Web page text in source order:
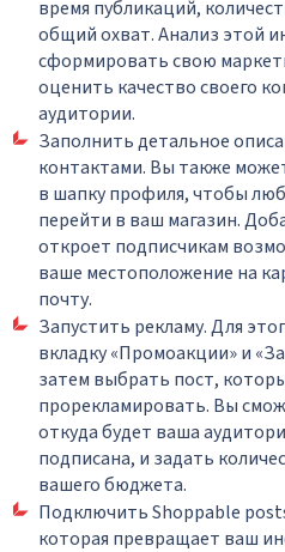
время публикаций,
общий охват. Анализ этой
сформировать свою
оценить качество своего
аудитории.
Заполнить детальное
контактами. Вы также
в шапку профиля, чтобы
перейти в ваш магазин.
откроет подписчикам
ваше местоположение на
почту.
Запустить рекламу. Для
вкладку «Промоакции» и
затем выбрать пост,
прорекламировать. Вы
откуда будет ваша
подписана, и задать
вашего бюджета.
Подключить Shoppable
которая превращает ваш